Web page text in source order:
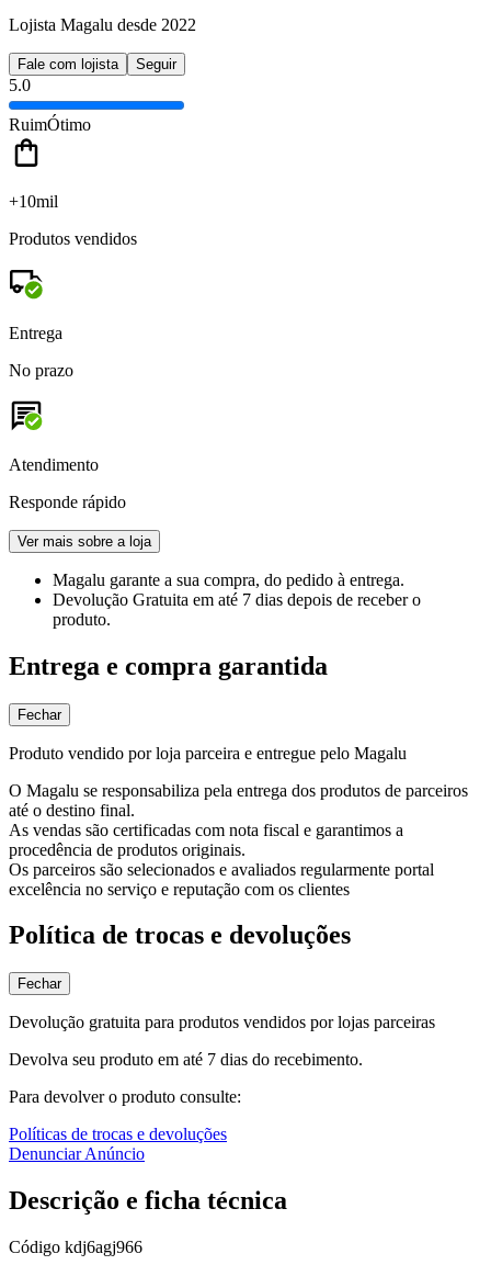
Lojista Magalu desde 2022
Fale com lojista Seguir
5.0
RuimÓtimo
+10mil
Produtos vendidos
Entrega
No prazo
Atendimento
Responde rápido
Ver mais sobre a loja
Magalu garante a sua compra, do pedido à entrega.
Devolução Gratuita em até 7 dias depois de receber o
produto.
Entrega e compra garantida
Fechar
Produto vendido por loja parceira e entregue pelo Magalu
O Magalu se responsabiliza pela entrega dos produtos de parceiros
até o destino final.
As vendas são certificadas com nota fiscal e garantimos a
procedência de produtos originais.
Os parceiros são selecionados e avaliados regularmente portal
excelência no serviço e reputação com os clientes
Política de trocas e devoluções
Fechar
Devolução gratuita para produtos vendidos por lojas parceiras
Devolva seu produto em até 7 dias do recebimento.
Para devolver o produto consulte:
Políticas de trocas e devoluções
Denunciar Anúncio
Descrição e ficha técnica
Código kdj6agj966